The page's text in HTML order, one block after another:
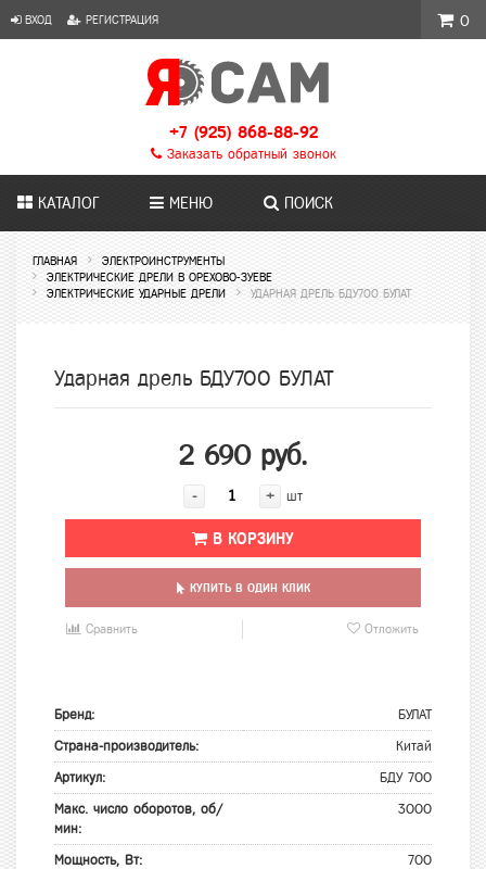
ВХОД РЕГИСТРАЦИЯ
+7 (925) 868-88-92
Заказать обратный звонок
КАТАЛОГ МЕНЮ ПОИСК
ГЛАВНАЯ
ЭЛЕКТРОИНСТРУМЕНТЫ
ЭЛЕКТРИЧЕСКИЕ ДРЕЛИ В ОРЕХОВО-ЗУЕВЕ
ЭЛЕКТРИЧЕСКИЕ УДАРНЫЕ ДРЕЛИ
УДАРНАЯ ДРЕЛЬ БДУ700 БУЛАТ
Ударная дрель БДУ700 БУЛАТ
2 690 руб.
- + шт
В КОРЗИНУ
КУПИТЬ В ОДИН КЛИК
Сравнить Отложить
Бренд: БУЛАТ
Страна-производитель: Китай
Артикул: БДУ 700
Макс. число оборотов, об/
мин:
3000
Мощность, Вт: 700
0